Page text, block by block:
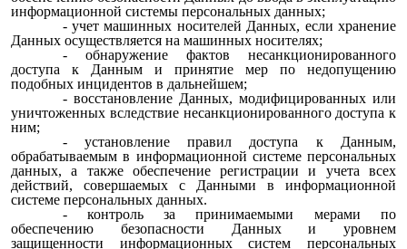
информационной системы персональных данных;
- учет машинных носителей Данных, если хранение
Данных осуществляется на машинных носителях;
- обнаружение фактов несанкционированного
доступа к Данным и принятие мер по недопущению
подобных инцидентов в дальнейшем;
- восстановление Данных, модифицированных или
уничтоженных вследствие несанкционированного доступа к
ним;
- установление правил доступа к Данным,
обрабатываемым в информационной системе персональных
данных, а также обеспечение регистрации и учета всех
действий, совершаемых с Данными в информационной
системе персональных данных.
- контроль за принимаемыми мерами по
обеспечению безопасности Данных и уровнем
защищенности информационных систем персональных